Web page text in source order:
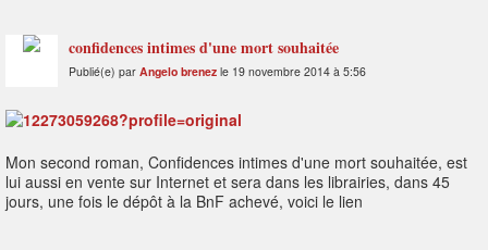
confidences intimes d'une mort souhaitée
Publié(e) par Angelo brenez le 19 novembre 2014 à 5:56
Mon second roman, Confidences intimes d'une mort souhaitée, est
lui aussi en vente sur Internet et sera dans les librairies, dans 45
jours, une fois le dépôt à la BnF achevé, voici le lien